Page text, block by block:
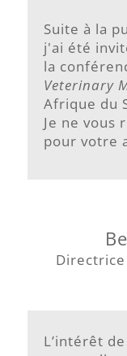
Suite à la
j'ai été
la
Veterinary
Afrique du
Je ne vous
pour votre
L’intérêt